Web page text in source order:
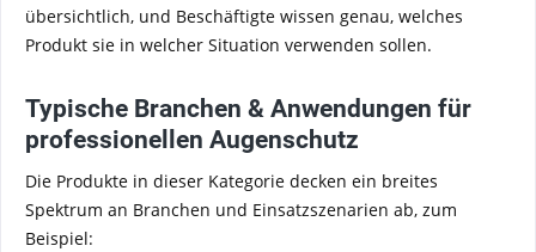
übersichtlich, und Beschäftigte wissen genau, welches
Produkt sie in welcher Situation verwenden sollen.
Typische Branchen & Anwendungen für
professionellen Augenschutz
Die Produkte in dieser Kategorie decken ein breites
Spektrum an Branchen und Einsatzszenarien ab, zum
Beispiel: